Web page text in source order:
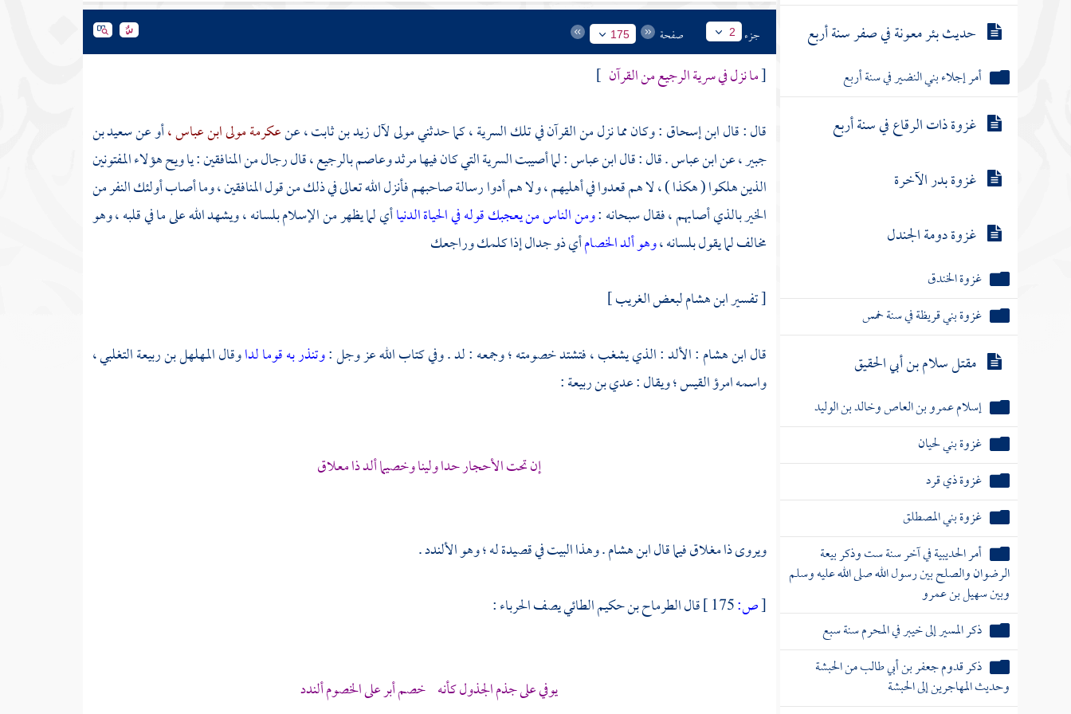
حديث بئر معونة في صفر سنة أربع
أمر إجلاء بني النضير في سنة أربع
غزوة ذات الرقاع في سنة أربع
غزوة بدر الآخرة
غزوة دومة الجندل
غزوة الخندق
غزوة بني قريظة في سنة خمس
مقتل سلام بن أبي الحقيق
إسلام عمرو بن العاص وخالد بن الوليد
غزوة بني لحيان
غزوة ذي قرد
غزوة بني المصطلق
أمر الحديبية في آخر سنة ست وذكر بيعة
الرضوان والصلح بين رسول الله صلى الله عليه وسلم
وبين سهيل بن عمرو
ذكر المسير إلى خيبر في المحرم سنة سبع
ذكر قدوم جعفر بن أبي طالب من الحبشة
وحديث المهاجرين إلى الحبشة
جزء 2 صفحة 175
[ما نزل في سرية الرجيع من القرآن ]
قال : قالابن إسحاق: وكان مما نزل من القرآن في تلك السرية ، كما حدثني مولىلآل زيد بن ثابت، عنعكرمة مولى ابن عباس ،أو عنسعيد بن
جبير ،عنابن عباس. قال : قالابن عباس: لما أصيبت السرية التي كان فيهامرثدوعاصمبالرجيع، قال رجال من المنافقين : يا ويح هؤلاء المفتونين
الذين هلكوا ( هكذا ) ، لا هم قعدوا في أهليهم ، ولا هم أدوا رسالة صاحبهم فأنزل الله تعالى في ذلك من قول المنافقين ، وما أصاب أولئك النفر من
الخير بالذي أصابهم ، فقال سبحانه :ومن الناس من يعجبك قوله في الحياة الدنياأي لما يظهر من الإسلام بلسانه ، ويشهد الله على ما في قلبه ، وهو
مخالف لما يقول بلسانه ،وهو ألد الخصامأي ذو جدال إذا كلمك وراجعك
[ تفسيرابن هشاملبعض الغريب ]
قالابن هشام: الألد : الذي يشغب ، فتشتد خصومته ؛ وجمعه : لد . وفي كتاب الله عز وجل :وتنذر به قوما لداوقالالمهلهل بن ربيعة التغلبي ،
واسمه امرؤ القيس ؛ ويقال : عدي بن ربيعة :
إن تحت الأحجار حدا ولينا وخصيما ألد ذا معلاق
ويروى ذا مغلاق فيما قالابن هشام. وهذا البيت في قصيدة له ؛ وهو الألندد .
[ص: قالالطرماح بن حكيم الطائييصف الحرباء :
يوفي على جذم الجذول كأنه خصم أبر على الخصوم ألندد